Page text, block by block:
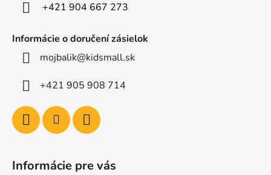
+421 904 667 273
Informácie o doručení zásielok
mojbalik@kidsmall.sk
+421 905 908 714
Informácie pre vás